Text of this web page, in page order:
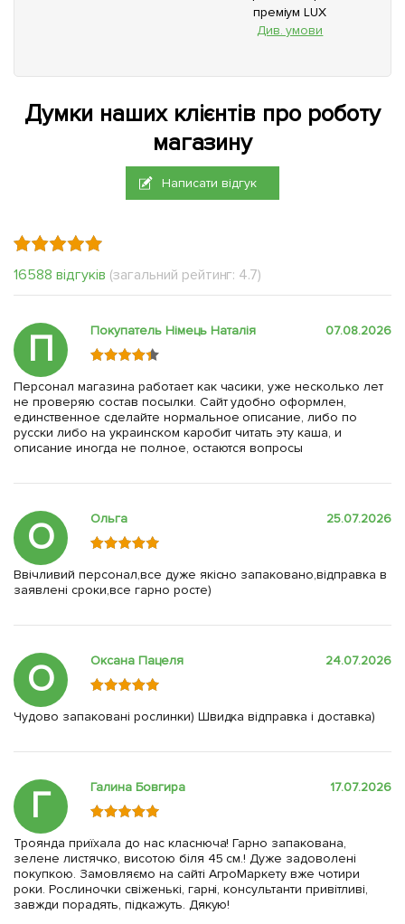
преміум LUX
Див. умови
Думки наших клієнтів про роботу
магазину
Написати відгук
16588 відгуків (загальний рейтинг: 4.7)
П Покупатель Німець Наталія 07.08.2026
Персонал магазина работает как часики, уже несколько лет
не проверяю состав посылки. Сайт удобно оформлен,
единственное сделайте нормальное описание, либо по
русски либо на украинском каробит читать эту каша, и
описание иногда не полное, остаются вопросы
О Ольга 25.07.2026
Ввічливий персонал,все дуже якісно запаковано,відправка в
заявлені сроки,все гарно росте)
О Оксана Пацеля 24.07.2026
Чудово запаковані рослинки) Швидка відправка і доставка)
Г Галина Бовгира 17.07.2026
Троянда приїхала до нас класнюча! Гарно запакована,
зелене листячко, висотою біля 45 см.! Дуже задоволені
покупкою. Замовляємо на сайті АгроМаркету вже чотири
роки. Рослиночки свіженькі, гарні, консультанти привітливі,
завжди порадять, підкажуть. Дякую!